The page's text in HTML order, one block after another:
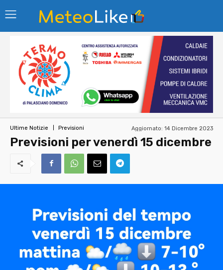
Ultime Notizie Previsioni Aggiornato: 14 Dicembre 2023
Previsioni per venerdì 15 dicembre